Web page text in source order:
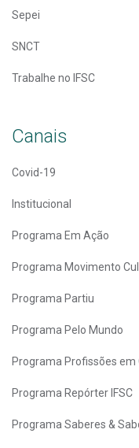
Sepei
SNCT
Trabalhe no IFSC
Canais
Covid-19
Institucional
Programa Em Ação
Programa Movimento
Programa Partiu
Programa Pelo Mundo
Programa Profissões em
Programa Repórter IFSC
Programa Saberes &